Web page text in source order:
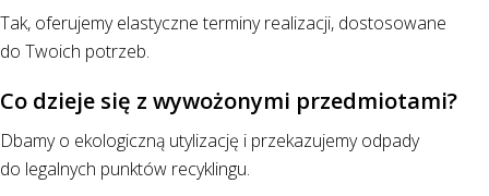
Tak, oferujemy elastyczne terminy realizacji, dostosowane
do Twoich potrzeb.
Co dzieje się z wywożonymi przedmiotami?
Dbamy o ekologiczną utylizację i przekazujemy odpady
do legalnych punktów recyklingu.